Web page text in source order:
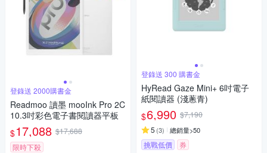
登錄送 2000購書金
Readmoo 讀墨 mooInk Pro 2C
10.3吋彩色電子書閱讀器平板
$17,088 $17,688
限時下殺
登錄送 300 購書金
HyRead Gaze Mini+ 6吋電子
紙閱讀器 (淺蔥青)
$6,990 $7,190
5 (3) 總銷量>50
挑戰低價 券